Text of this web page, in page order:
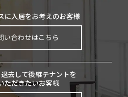
に入居をお考えのお客様
い合わせはこちら
去して後継テナントを
ただきたいお客様